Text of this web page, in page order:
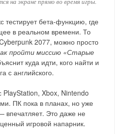
тестирует бета-функцию, где
в реальном времени. То
2077, можно просто
пройти миссию «Старые
куда идти, кого найти и
с английского.
Xbox, Nintendo
ПК пока в планах, но уже
впечатляет. Это даже не
игровой напарник.